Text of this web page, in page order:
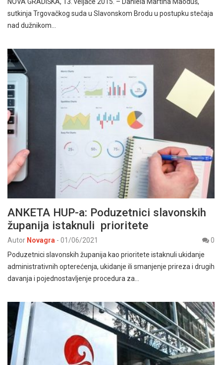
sutkinja Trgovačkog suda u Slavonskom Brodu u postupku stečaja
nad dužnikom…
ANKETA HUP-a: Poduzetnici slavonskih
županija istaknuli prioritete
Autor Novagra - 01/06/2021
0
Poduzetnici slavonskih županija kao prioritete istaknuli ukidanje
administrativnih opterećenja, ukidanje ili smanjenje prireza i drugih
davanja i pojednostavljenje procedura za…